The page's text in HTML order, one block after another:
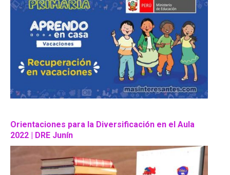
Orientaciones para la Diversificación en el Aula
2022 | DRE Junín